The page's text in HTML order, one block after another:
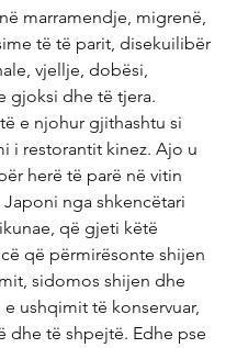
marramendje, migrenë,
të të parit, disekuilibër
vjellje, dobësi,
gjoksi dhe të tjera.
e njohur gjithashtu si
i restorantit kinez. Ajo u
herë të parë në vitin
Japoni nga shkencëtari
që gjeti këtë
që përmirësonte shijen
sidomos shijen dhe
e ushqimit të konservuar,
dhe të shpejtë. Edhe pse